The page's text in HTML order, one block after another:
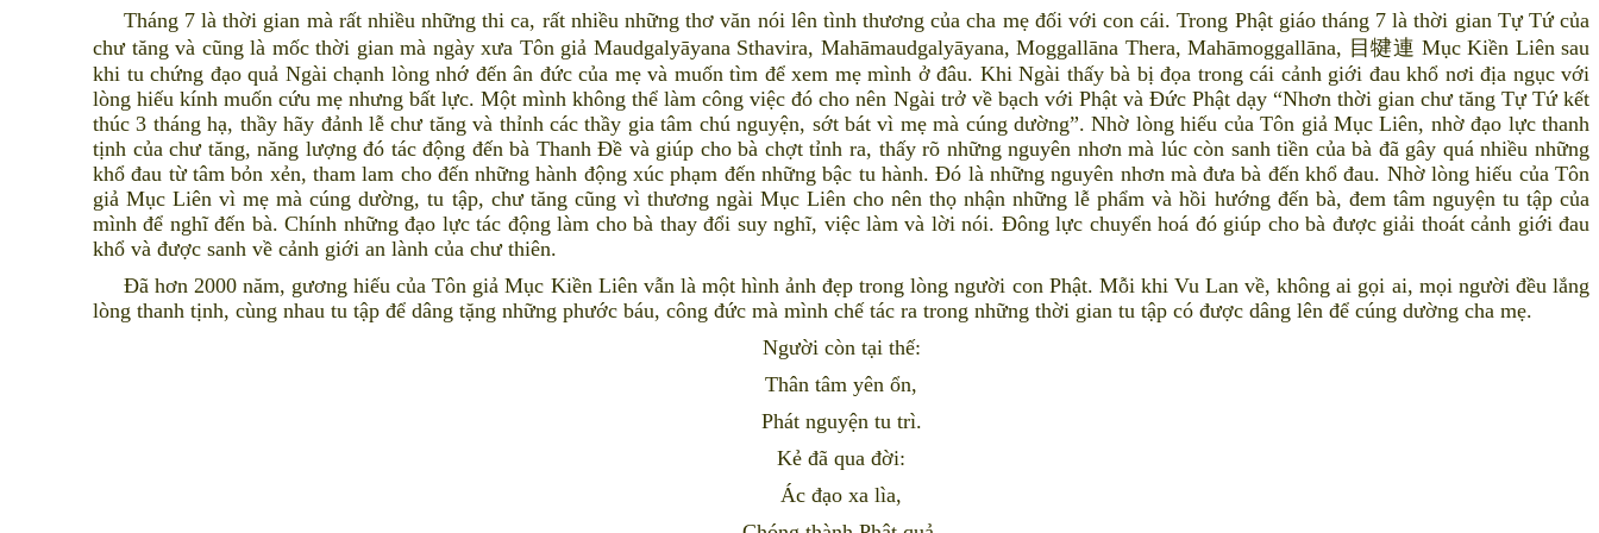
Tháng 7 là thời gian mà rất nhiều những thi ca, rất nhiều những thơ văn nói lên tình thương của cha mẹ đối với con cái. Trong Phật giáo tháng 7 là thời gian Tự Tứ của
chư tăng và cũng là mốc thời gian mà ngày xưa Tôn giả Maudgalyāyana Sthavira, Mahāmaudgalyāyana, Moggallāna Thera, Mahāmoggallāna, 目犍連 Mục Kiền Liên sau
khi tu chứng đạo quả Ngài chạnh lòng nhớ đến ân đức của mẹ và muốn tìm để xem mẹ mình ở đâu. Khi Ngài thấy bà bị đọa trong cái cảnh giới đau khổ nơi địa ngục với
lòng hiếu kính muốn cứu mẹ nhưng bất lực. Một mình không thể làm công việc đó cho nên Ngài trở về bạch với Phật và Đức Phật dạy “Nhơn thời gian chư tăng Tự Tứ kết
thúc 3 tháng hạ, thầy hãy đảnh lễ chư tăng và thỉnh các thầy gia tâm chú nguyện, sớt bát vì mẹ mà cúng dường”. Nhờ lòng hiếu của Tôn giả Mục Liên, nhờ đạo lực thanh
tịnh của chư tăng, năng lượng đó tác động đến bà Thanh Đề và giúp cho bà chợt tỉnh ra, thấy rõ những nguyên nhơn mà lúc còn sanh tiền của bà đã gây quá nhiều những
khổ đau từ tâm bỏn xẻn, tham lam cho đến những hành động xúc phạm đến những bậc tu hành. Đó là những nguyên nhơn mà đưa bà đến khổ đau. Nhờ lòng hiếu của Tôn
giả Mục Liên vì mẹ mà cúng dường, tu tập, chư tăng cũng vì thương ngài Mục Liên cho nên thọ nhận những lễ phẩm và hồi hướng đến bà, đem tâm nguyện tu tập của
mình để nghĩ đến bà. Chính những đạo lực tác động làm cho bà thay đổi suy nghĩ, việc làm và lời nói. Đông lực chuyển hoá đó giúp cho bà được giải thoát cảnh giới đau
khổ và được sanh về cảnh giới an lành của chư thiên.
Đã hơn 2000 năm, gương hiếu của Tôn giả Mục Kiền Liên vẫn là một hình ảnh đẹp trong lòng người con Phật. Mỗi khi Vu Lan về, không ai gọi ai, mọi người đều lắng
lòng thanh tịnh, cùng nhau tu tập để dâng tặng những phước báu, công đức mà mình chế tác ra trong những thời gian tu tập có được dâng lên để cúng dường cha mẹ.
Người còn tại thế:
Thân tâm yên ổn,
Phát nguyện tu trì.
Kẻ đã qua đời:
Ác đạo xa lìa,